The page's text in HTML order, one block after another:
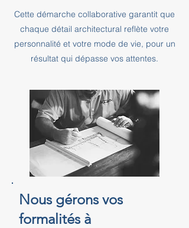
Cette démarche collaborative garantit que
chaque détail architectural reflète votre
personnalité et votre mode de vie, pour un
résultat qui dépasse vos attentes.
Nous gérons vos
formalités à